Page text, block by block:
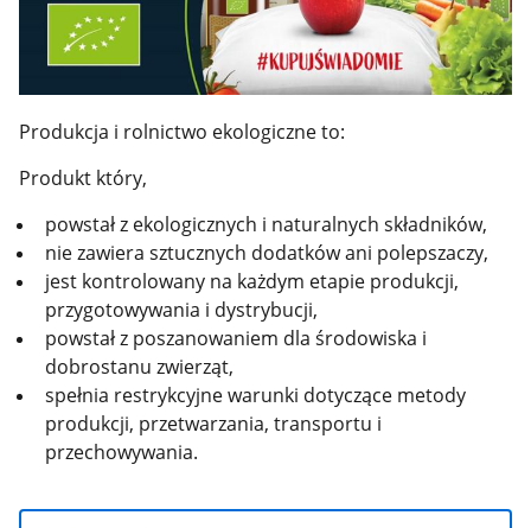
Produkcja i rolnictwo ekologiczne to:
Produkt który,
powstał z ekologicznych i naturalnych składników,
nie zawiera sztucznych dodatków ani polepszaczy,
jest kontrolowany na każdym etapie produkcji,
przygotowywania i dystrybucji,
powstał z poszanowaniem dla środowiska i
dobrostanu zwierząt,
spełnia restrykcyjne warunki dotyczące metody
produkcji, przetwarzania, transportu i
przechowywania.